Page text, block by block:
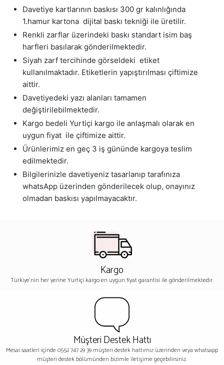
Davetiye kartlarının baskısı 300 gr kalınlığında
1.hamur kartona dijital baskı tekniği ile üretilir.
Renkli zarflar üzerindeki baskı standart isim baş
harfleri basılarak gönderilmektedir.
Siyah zarf tercihinde görseldeki etiket
kullanılmaktadır. Etiketlerin yapıştırılması çiftimize
aittir.
Davetiyedeki yazı alanları tamamen
değiştirilebilmektedir.
Kargo bedeli Yurtiçi kargo ile anlaşmalı olarak en
uygun fiyat ile çiftimize aittir.
Ürünlerimiz en geç 3 iş gününde kargoya teslim
edilmektedir.
Bilgilerinizle davetiyeniz tasarlanıp tarafınıza
whatsApp üzerinden gönderilecek olup, onayınız
olmadan baskısı yapılmayacaktır.
Kargo
Türkiye'nin her yerine Yurtiçi kargo en uygun fiyat garantisi ile gönderilmektedir.
Müşteri Destek Hattı
Mesai saatleri içinde 0552 747 29 39 müşteri destek hattımız üzerinden veya whatsapp
müşteri destek bölümünden bizimle iletişime geçebilirsiniz.